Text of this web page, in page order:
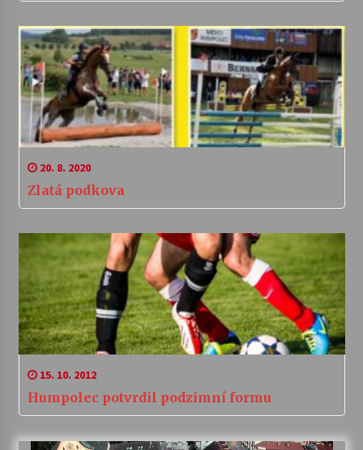
20. 8. 2020
Zlatá podkova
15. 10. 2012
Humpolec potvrdil podzimní formu